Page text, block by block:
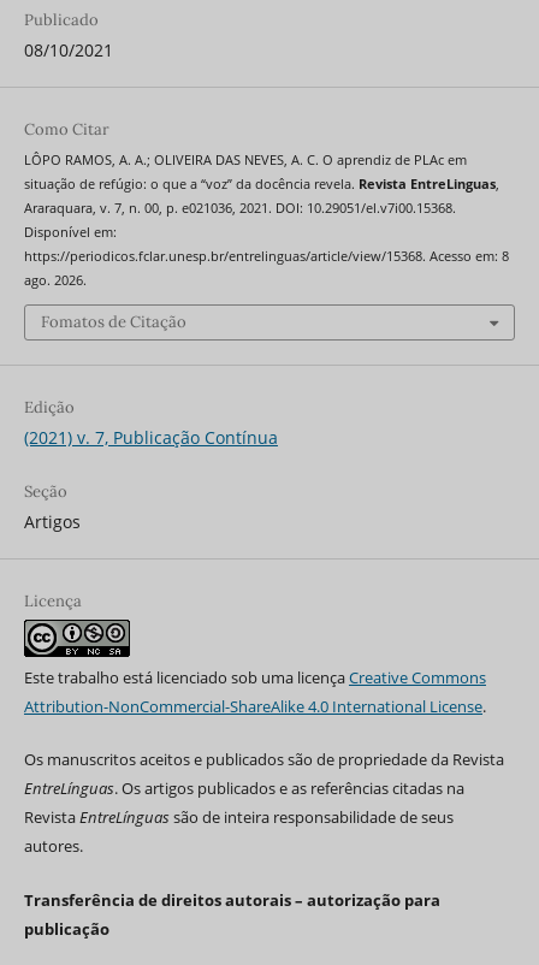
Publicado
08/10/2021
Como Citar
LÔPO RAMOS, A. A.; OLIVEIRA DAS NEVES, A. C. O aprendiz de PLAc em
situação de refúgio: o que a “voz” da docência revela. Revista EntreLinguas,
Araraquara, v. 7, n. 00, p. e021036, 2021. DOI: 10.29051/el.v7i00.15368.
Disponível em:
https://periodicos.fclar.unesp.br/entrelinguas/article/view/15368. Acesso em: 8
ago. 2026.
Fomatos de Citação
Edição
(2021) v. 7, Publicação Contínua
Seção
Artigos
Licença
Este trabalho está licenciado sob uma licençaCreative Commons
Attribution-NonCommercial-ShareAlike 4.0 International License.
Os manuscritos aceitos e publicados são de propriedade da Revista
EntreLínguas. Os artigos publicados e as referências citadas na
RevistaEntreLínguas são de inteira responsabilidade de seus
autores.
Transferência de direitos autorais – autorização para
publicação